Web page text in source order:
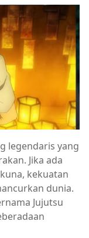
legendaris yang
Jika ada
kekuatan
dunia.
Jujutsu